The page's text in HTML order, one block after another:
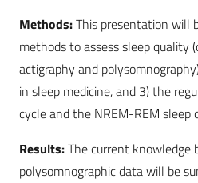
Methods:This presentation will
methods to assess sleep quality
actigraphy and
in sleep medicine, and 3) the
cycle and the NREM-REM sleep
Results:The current knowledge
polysomnographic data will be